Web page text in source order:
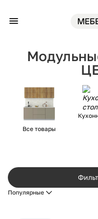
Все товары
Популярные